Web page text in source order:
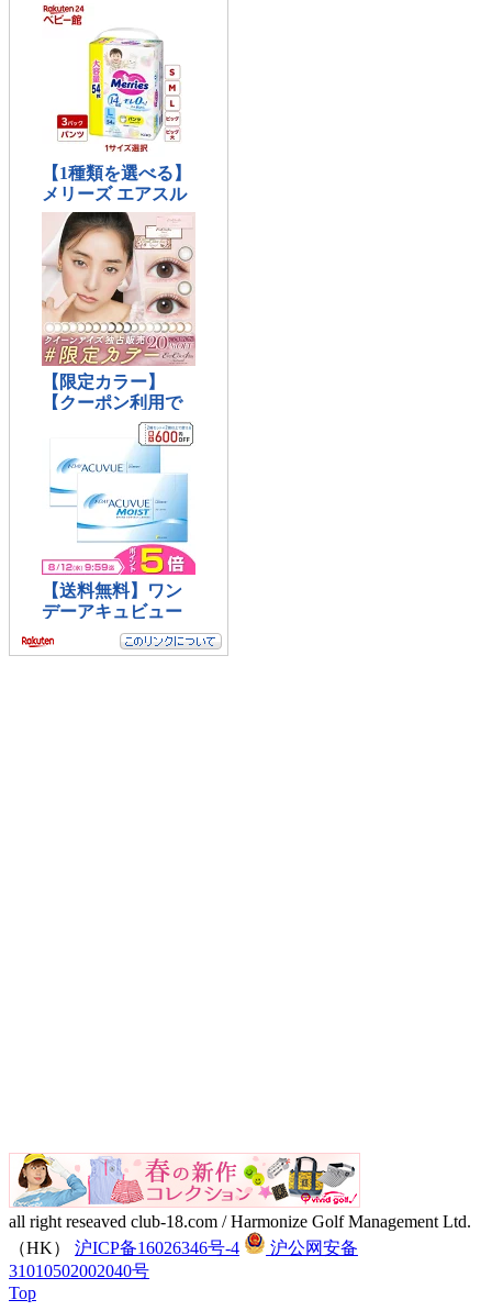
all right reseaved club-18.com / Harmonize Golf Management Ltd.
（HK） 沪ICP备16026346号-4
沪公网安备
31010502002040号
Top